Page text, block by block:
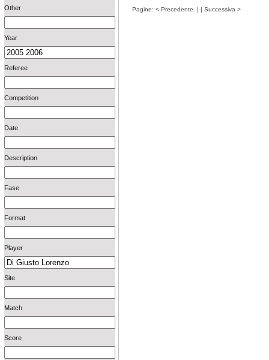
Other
Year
Referee
Competition
Date
Description
Fase
Format
Player
Site
Match
Score
Pagine: < Precedente | | Successiva >